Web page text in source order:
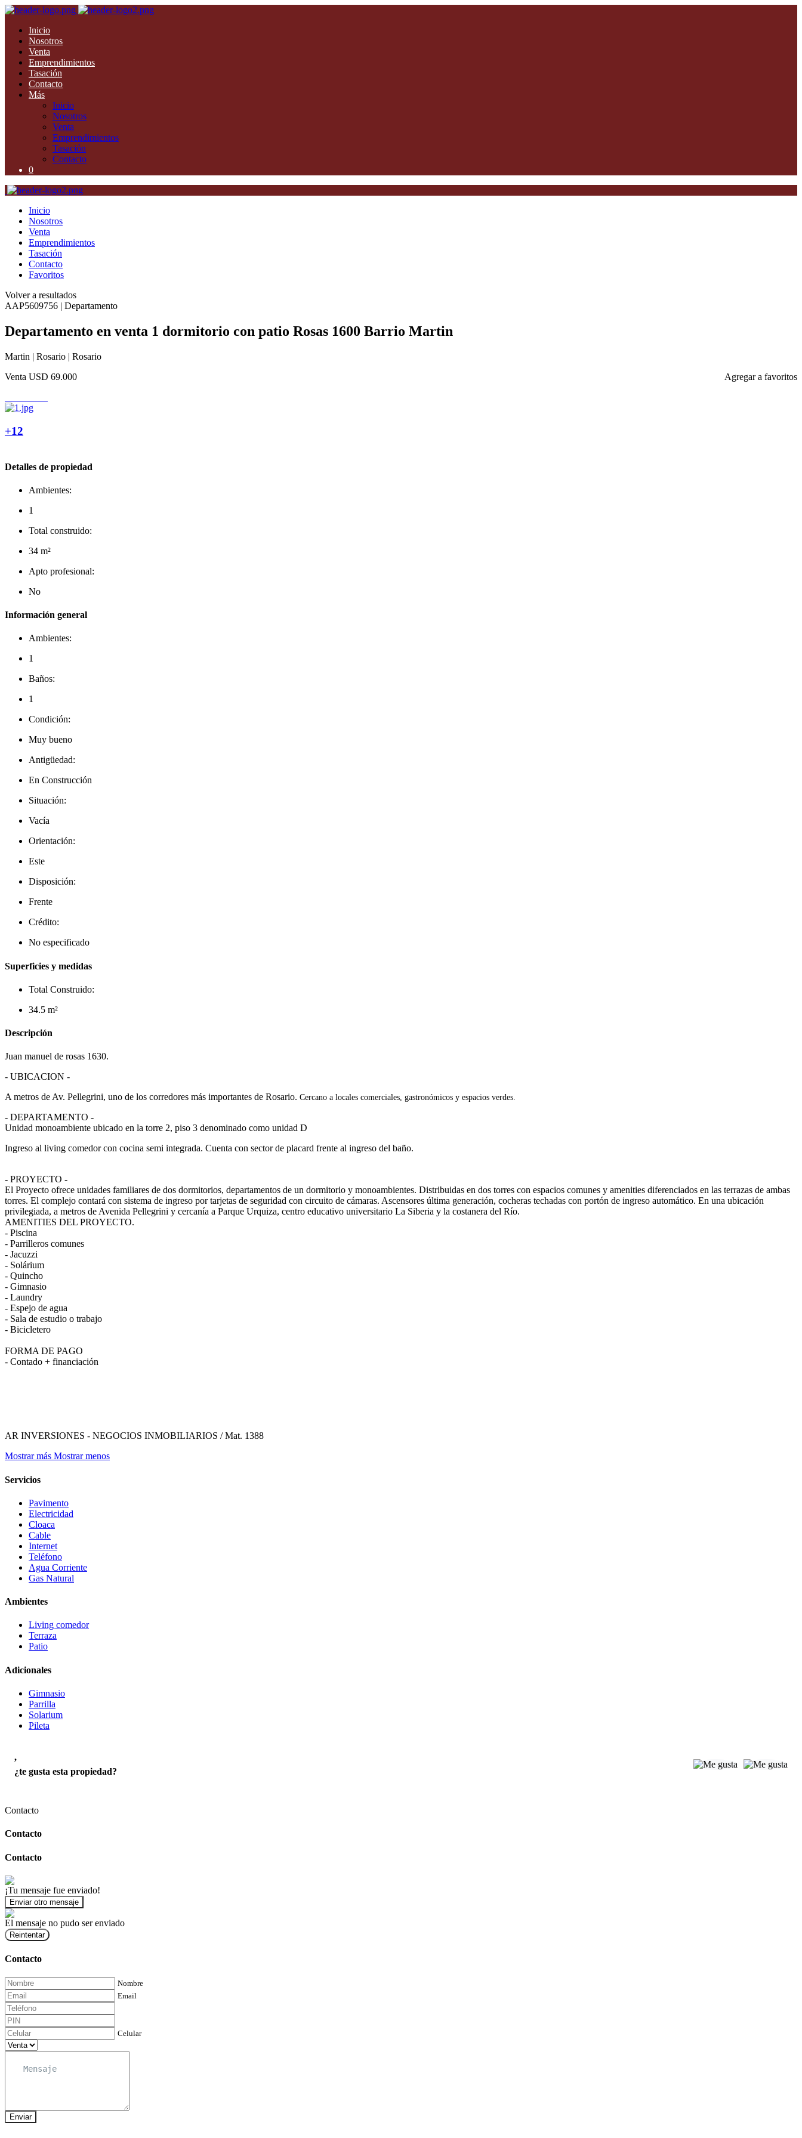
Inicio
Nosotros
Venta
Emprendimientos
Tasación
Contacto
Más
Inicio
Nosotros
Venta
Emprendimientos
Tasación
Contacto
0
Inicio
Nosotros
Venta
Emprendimientos
Tasación
Contacto
Favoritos
Volver a resultados
AAP5609756 | Departamento
Departamento en venta 1 dormitorio con patio Rosas 1600 Barrio Martin
Martin | Rosario | Rosario
Agregar a favoritos
Venta USD 69.000
+12
Detalles de propiedad
Ambientes:
1
Total construido:
34 m²
Apto profesional:
No
Información general
Ambientes:
1
Baños:
1
Condición:
Muy bueno
Antigüedad:
En Construcción
Situación:
Vacía
Orientación:
Este
Disposición:
Frente
Crédito:
No especificado
Superficies y medidas
Total Construido:
34.5 m²
Descripción
Juan manuel de rosas 1630.
- UBICACION -
A metros de Av. Pellegrini, uno de los corredores más importantes de Rosario. Cercano a locales comerciales, gastronómicos y espacios verdes.
- DEPARTAMENTO -
Unidad monoambiente ubicado en la torre 2, piso 3 denominado como unidad D
Ingreso al living comedor con cocina semi integrada. Cuenta con sector de placard frente al ingreso del baño.
- PROYECTO -
El Proyecto ofrece unidades familiares de dos dormitorios, departamentos de un dormitorio y monoambientes. Distribuidas en dos torres con espacios comunes y amenities diferenciados en las terrazas de ambas
torres. El complejo contará con sistema de ingreso por tarjetas de seguridad con circuito de cámaras. Ascensores última generación, cocheras techadas con portón de ingreso automático. En una ubicación
privilegiada, a metros de Avenida Pellegrini y cercanía a Parque Urquiza, centro educativo universitario La Siberia y la costanera del Río.
AMENITIES DEL PROYECTO.
- Piscina
- Parrilleros comunes
- Jacuzzi
- Solárium
- Quincho
- Gimnasio
- Laundry
- Espejo de agua
- Sala de estudio o trabajo
- Bicicletero
FORMA DE PAGO
- Contado + financiación
AR INVERSIONES - NEGOCIOS INMOBILIARIOS / Mat. 1388
Mostrar más Mostrar menos
Servicios
Pavimento
Electricidad
Cloaca
Cable
Internet
Teléfono
Agua Corriente
Gas Natural
Ambientes
Living comedor
Terraza
Patio
Adicionales
Gimnasio
Parrilla
Solarium
Pileta
,
¿te gusta esta propiedad?
Contacto
Contacto
Contacto
¡Tu mensaje fue enviado!
Enviar otro mensaje
El mensaje no pudo ser enviado
Reintentar
Contacto
Nombre
Email
Celular
Enviar